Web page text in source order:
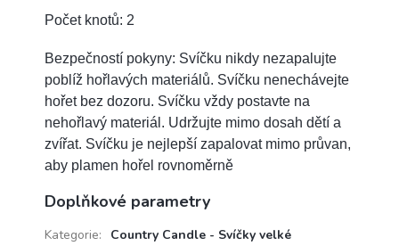
Počet knotů: 2
Bezpečností pokyny: Svíčku nikdy nezapalujte
poblíž hořlavých materiálů. Svíčku nenechávejte
hořet bez dozoru. Svíčku vždy postavte na
nehořlavý materiál. Udržujte mimo dosah dětí a
zvířat. Svíčku je nejlepší zapalovat mimo průvan,
aby plamen hořel rovnoměrně
Doplňkové parametry
Kategorie:
Country Candle - Svíčky velké